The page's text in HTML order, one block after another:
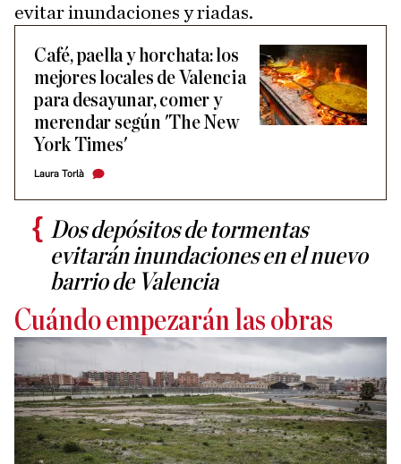
evitar inundaciones y riadas.
Café, paella y horchata: los
mejores locales de Valencia
para desayunar, comer y
merendar según 'The New
York Times'
Laura Torlà
Dos depósitos de tormentas
evitarán inundaciones en el nuevo
barrio de Valencia
Cuándo empezarán las obras